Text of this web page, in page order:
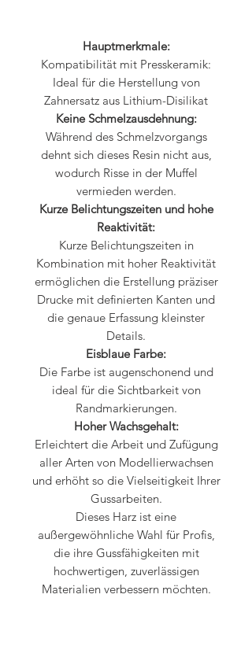
Hauptmerkmale:
Kompatibilität mit Presskeramik:
Ideal für die Herstellung von
Zahnersatz aus Lithium-Disilikat
Keine Schmelzausdehnung:
Während des Schmelzvorgangs
dehnt sich dieses Resin nicht aus,
wodurch Risse in der Muffel
vermieden werden.
Kurze Belichtungszeiten und hohe
Reaktivität:
Kurze Belichtungszeiten in
Kombination mit hoher Reaktivität
ermöglichen die Erstellung präziser
Drucke mit definierten Kanten und
die genaue Erfassung kleinster
Details.
Eisblaue Farbe:
Die Farbe ist augenschonend und
ideal für die Sichtbarkeit von
Randmarkierungen.
Hoher Wachsgehalt:
Erleichtert die Arbeit und Zufügung
aller Arten von Modellierwachsen
und erhöht so die Vielseitigkeit Ihrer
Gussarbeiten.
Dieses Harz ist eine
außergewöhnliche Wahl für Profis,
die ihre Gussfähigkeiten mit
hochwertigen, zuverlässigen
Materialien verbessern möchten.